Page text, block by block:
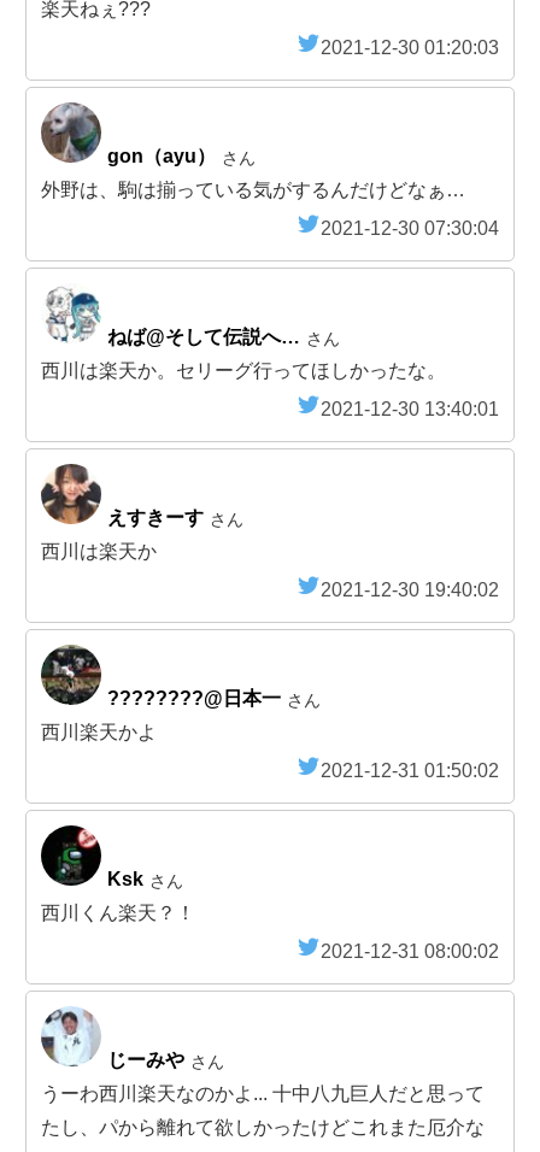
楽天ねぇ???
2021-12-30 01:20:03
gon（ayu） さん
外野は、駒は揃っている気がするんだけどなぁ…
2021-12-30 07:30:04
ねば@そして伝説へ… さん
西川は楽天か。セリーグ行ってほしかったな。
2021-12-30 13:40:01
えすきーす さん
西川は楽天か
2021-12-30 19:40:02
????????@日本一 さん
西川楽天かよ
2021-12-31 01:50:02
Ksk さん
西川くん楽天？！
2021-12-31 08:00:02
じーみや さん
うーわ西川楽天なのかよ... 十中八九巨人だと思って
たし、パから離れて欲しかったけどこれまた厄介な